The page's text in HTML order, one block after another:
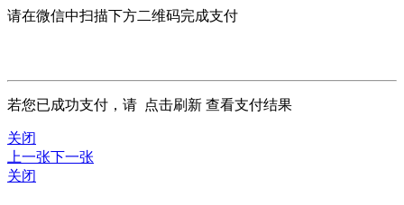
请在微信中扫描下方二维码完成支付
若您已成功支付，请 点击刷新 查看支付结果
关闭
上一张下一张
关闭